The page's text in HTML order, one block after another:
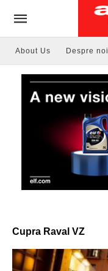
About Us Despre noi
Cupra Raval VZ